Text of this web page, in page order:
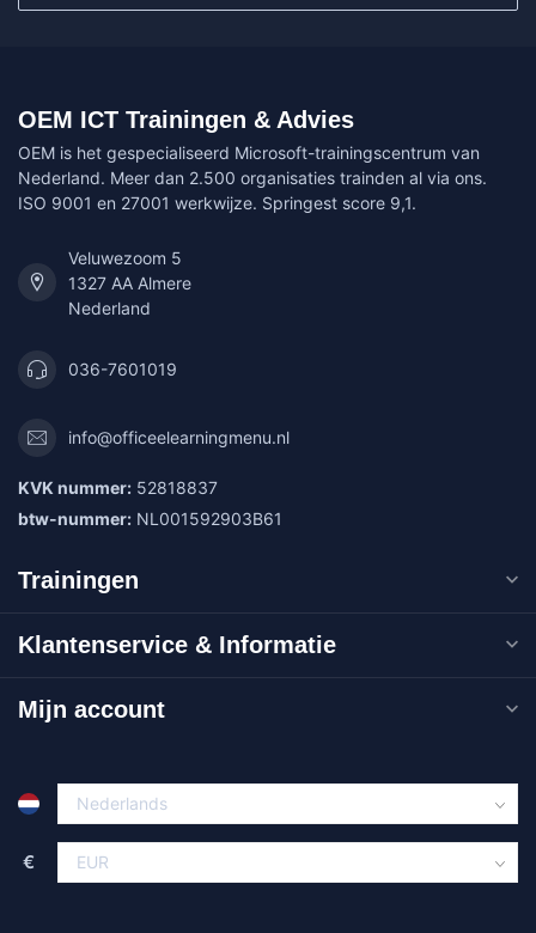
OEM ICT Trainingen & Advies
OEM is het gespecialiseerd Microsoft-trainingscentrum van
Nederland. Meer dan 2.500 organisaties trainden al via ons.
ISO 9001 en 27001 werkwijze. Springest score 9,1.
Veluwezoom 5
1327 AA Almere
Nederland
036-7601019
info@officeelearningmenu.nl
KVK nummer: 52818837
btw-nummer: NL001592903B61
Trainingen
Klantenservice & Informatie
Mijn account
€